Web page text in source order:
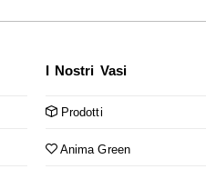
I Nostri Vasi
Prodotti
Anima Green